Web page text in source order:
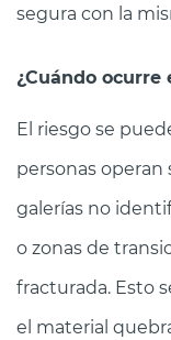
segura con la
¿Cuándo ocurre
El riesgo se
personas
galerías no
o zonas de
fracturada. Esto
el material